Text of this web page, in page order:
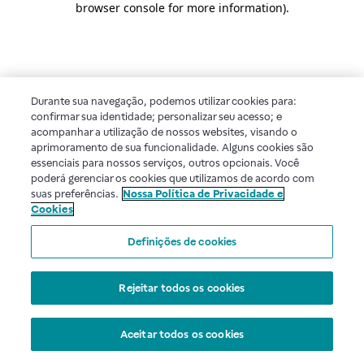
browser console for more information).
Durante sua navegação, podemos utilizar cookies para:
confirmar sua identidade; personalizar seu acesso; e
acompanhar a utilização de nossos websites, visando o
aprimoramento de sua funcionalidade. Alguns cookies são
essenciais para nossos serviços, outros opcionais. Você
poderá gerenciar os cookies que utilizamos de acordo com
suas preferências. Nossa Política de Privacidade e
Cookies
Definições de cookies
Rejeitar todos os cookies
Aceitar todos os cookies